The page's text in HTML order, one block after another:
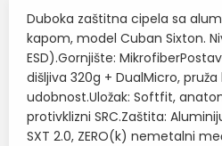
Duboka zaštitna cipela sa
kapom, model Cuban Sixton.
ESD).Gornjište:
dišljiva 320g + DualMicro,
udobnost.Uložak: Softfit,
protivklizni SRC.Zaštita:
SXT 2.0, ZERO(k) nemetalni